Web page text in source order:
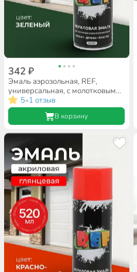
342 ₽
Эмаль аэрозольная, REF,
универсальная, с молотковым
эффектом, акриловая, зеленая,
520 мл
5•1 отзыв
В корзину